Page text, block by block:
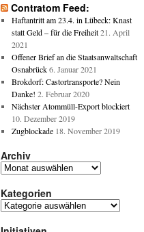
Contratom Feed:
Haftantritt am 23.4. in Lübeck: Knast
statt Geld – für die Freiheit 21. April
2021
Offener Brief an die Staatsanwaltschaft
Osnabrück 6. Januar 2021
Brokdorf: Castortransporte? Nein
Danke! 2. Februar 2020
Nächster Atommüll-Export blockiert
10. Dezember 2019
Zugblockade 18. November 2019
Archiv
Archiv
Kategorien
Kategorien